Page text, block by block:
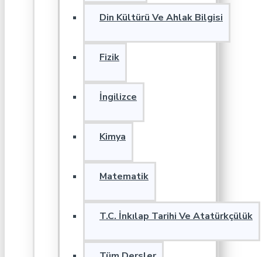
Din Kültürü Ve Ahlak Bilgisi
Fizik
İngilizce
Kimya
Matematik
T.C. İnkılap Tarihi Ve Atatürkçülük